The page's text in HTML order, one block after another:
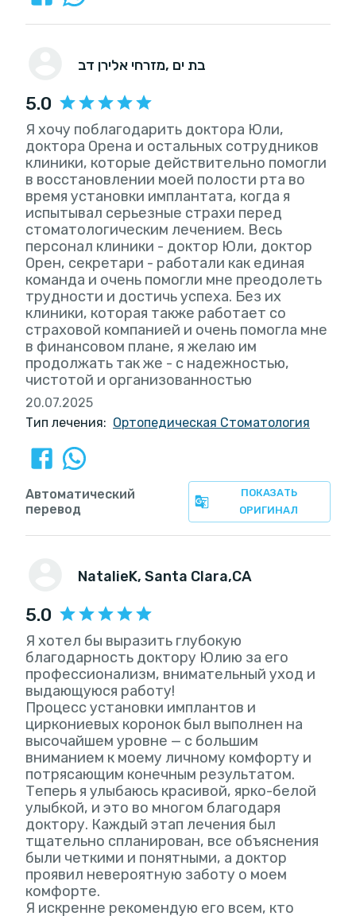
מזרחי אלירן דב , בת ים
5.0
Я хочу поблагодарить доктора Юли,
доктора Орена и остальных сотрудников
клиники, которые действительно помогли
в восстановлении моей полости рта во
время установки имплантата, когда я
испытывал серьезные страхи перед
стоматологическим лечением. Весь
персонал клиники - доктор Юли, доктор
Орен, секретари - работали как единая
команда и очень помогли мне преодолеть
трудности и достичь успеха. Без их
клиники, которая также работает со
страховой компанией и очень помогла мне
в финансовом плане, я желаю им
продолжать так же - с надежностью,
чистотой и организованностью
20.07.2025
Тип лечения: Ортопедическая Стоматология
ПОКАЗАТЬ
ОРИГИНАЛ
Автоматический
перевод
NatalieK, Santa Clara,CA
5.0
Я хотел бы выразить глубокую
благодарность доктору Юлию за его
профессионализм, внимательный уход и
выдающуюся работу!
Процесс установки имплантов и
циркониевых коронок был выполнен на
высочайшем уровне — с большим
вниманием к моему личному комфорту и
потрясающим конечным результатом.
Теперь я улыбаюсь красивой, ярко-белой
улыбкой, и это во многом благодаря
доктору. Каждый этап лечения был
тщательно спланирован, все объяснения
были четкими и понятными, а доктор
проявил невероятную заботу о моем
комфорте.
Я искренне рекомендую его всем, кто